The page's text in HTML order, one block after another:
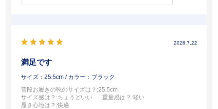
2026.7.22
満足です
サイズ：25.5cm / カラー：ブラック
普段お履きの靴のサイズは？ :25.5cm
サイズ感は？ :ちょうどいい 重量感は？ :軽い
履き心地は？ :快適